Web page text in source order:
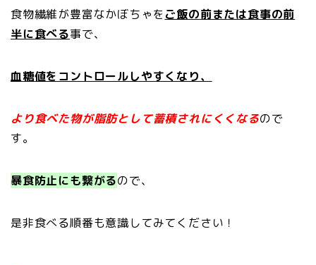
食物繊維が豊富なかぼちゃをご飯の前または食事の前
半に食べる事で、
血糖値をコントロールしやすくなり、
より食べた物が脂肪として蓄積されにくくなるので
す。
暴食防止にも繋がるので、
是非食べる順番も意識してみてください！